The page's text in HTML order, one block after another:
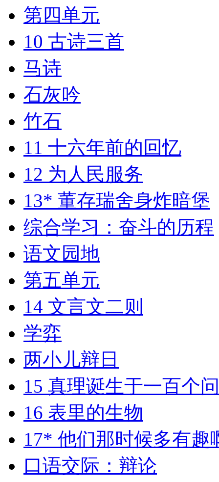
第四单元
10 古诗三首
马诗
石灰吟
竹石
11 十六年前的回忆
12 为人民服务
13* 董存瑞舍身炸暗堡
综合学习：奋斗的历程
语文园地
第五单元
14 文言文二则
学弈
两小儿辩日
15 真理诞生于一百个
16 表里的生物
17* 他们那时候多有趣
口语交际：辩论